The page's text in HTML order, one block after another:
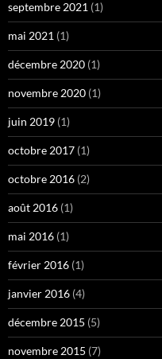
septembre 2021 (1)
mai 2021 (1)
décembre 2020 (1)
novembre 2020 (1)
juin 2019 (1)
octobre 2017 (1)
octobre 2016 (2)
août 2016 (1)
mai 2016 (1)
février 2016 (1)
janvier 2016 (4)
décembre 2015 (5)
novembre 2015 (7)